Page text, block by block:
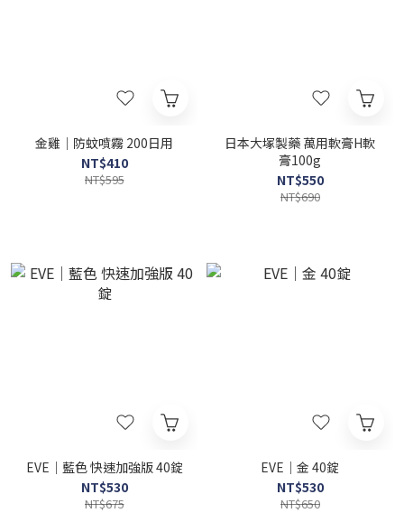
金雞｜防蚊噴霧 200日用
NT$410
NT$595
日本大塚製藥 萬用軟膏H軟
膏100g
NT$550
NT$690
EVE｜藍色 快速加強版 40錠
NT$530
NT$675
EVE｜金 40錠
NT$530
NT$650